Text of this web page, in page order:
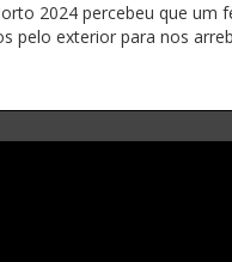
2024 percebeu que um
pelo exterior para nos